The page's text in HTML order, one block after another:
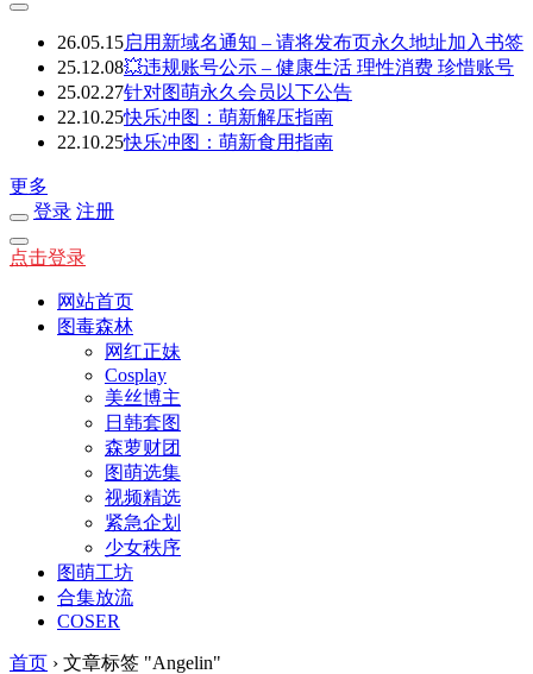
26.05.15启用新域名通知 – 请将发布页永久地址加入书签
25.12.08💥违规账号公示 – 健康生活 理性消费 珍惜账号
25.02.27针对图萌永久会员以下公告
22.10.25快乐冲图：萌新解压指南
22.10.25快乐冲图：萌新食用指南
更多
登录 注册
点击登录
网站首页
图毒森林
网红正妹
Cosplay
美丝博主
日韩套图
森萝财团
图萌选集
视频精选
紧急企划
少女秩序
图萌工坊
合集放流
COSER
首页 › 文章标签 "Angelin"